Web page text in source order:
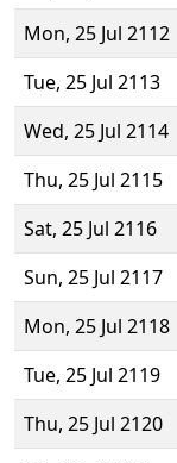
Mon, 25 Jul 2112
Tue, 25 Jul 2113
Wed, 25 Jul 2114
Thu, 25 Jul 2115
Sat, 25 Jul 2116
Sun, 25 Jul 2117
Mon, 25 Jul 2118
Tue, 25 Jul 2119
Thu, 25 Jul 2120